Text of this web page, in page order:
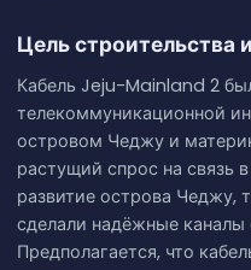
Цель строительства
Кабель Jeju-Mainland 2
телекоммуникационной
островом Чеджу и
растущий спрос на связь
развитие острова Чеджу,
сделали надёжные
Предполагается, что